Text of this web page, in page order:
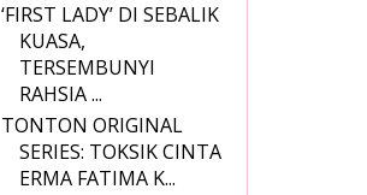
‘FIRST LADY’ DI SEBALIK
KUASA,
TERSEMBUNYI
RAHSIA ...
TONTON ORIGINAL
SERIES: TOKSIK CINTA
ERMA FATIMA K...